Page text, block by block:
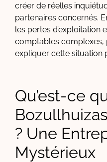
créer de réelles
partenaires concernés.
les pertes d’exploitation
comptables complexes,
expliquer cette situation
Qu’est-ce
? Une
Mystérieux